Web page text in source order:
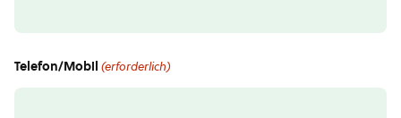
Telefon/Mobil (erforderlich)